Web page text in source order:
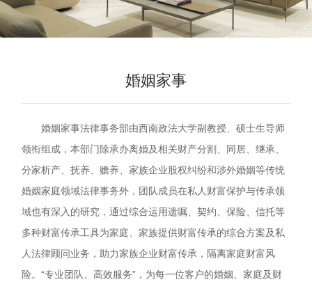
经典案例
联系我们
婚姻家事
婚姻家事法律事务部由西南政法大学副教授、硕士生导师
领衔组成，本部门除承办离婚及相关财产分割、同居、继承、
分家析产、抚养、赡养、家族企业股权纠纷和涉外婚姻等传统
婚姻家庭领域法律事务外，团队成员在私人财富保护与传承领
域也有深入的研究，通过综合运用遗嘱、契约、保险、信托等
多种财富传承工具为家庭、家族提供财富传承的综合方案及私
人法律顾问业务，助力家族企业财富传承，隔离家庭财富风
险。“专业团队、高效服务”，为每一位客户的婚姻、家庭及财